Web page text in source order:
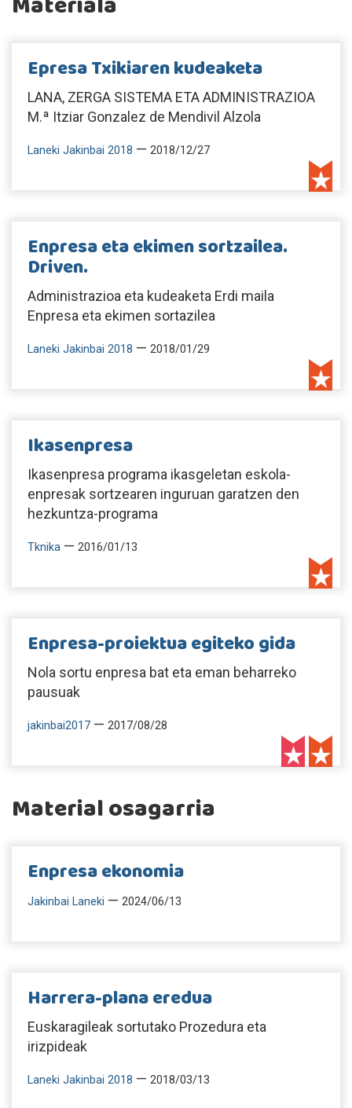
Epresa Txikiaren kudeaketa
LANA, ZERGA SISTEMA ETA ADMINISTRAZIOA
M.ª Itziar Gonzalez de Mendivil Alzola
Laneki Jakinbai 2018 — 2018/12/27
Enpresa eta ekimen sortzailea.
Driven.
Administrazioa eta kudeaketa Erdi maila
Enpresa eta ekimen sortazilea
Laneki Jakinbai 2018 — 2018/01/29
Ikasenpresa
Ikasenpresa programa ikasgeletan eskola-
enpresak sortzearen inguruan garatzen den
hezkuntza-programa
Tknika — 2016/01/13
Enpresa-proiektua egiteko gida
Nola sortu enpresa bat eta eman beharreko
pausuak
jakinbai2017 — 2017/08/28
Material osagarria
Enpresa ekonomia
Jakinbai Laneki — 2024/06/13
Harrera-plana eredua
Euskaragileak sortutako Prozedura eta
irizpideak
Laneki Jakinbai 2018 — 2018/03/13